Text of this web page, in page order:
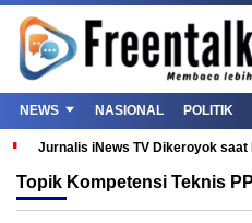
NEWS NASIONAL POLITIK
Jurnalis iNews TV Dikeroyok saat
Topik Kompetensi Teknis